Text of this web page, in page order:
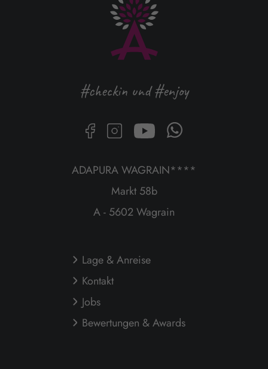
#checkin und #enjoy
ADAPURA WAGRAIN****
Markt 58b
A - 5602 Wagrain
Lage & Anreise
Kontakt
Jobs
Bewertungen & Awards